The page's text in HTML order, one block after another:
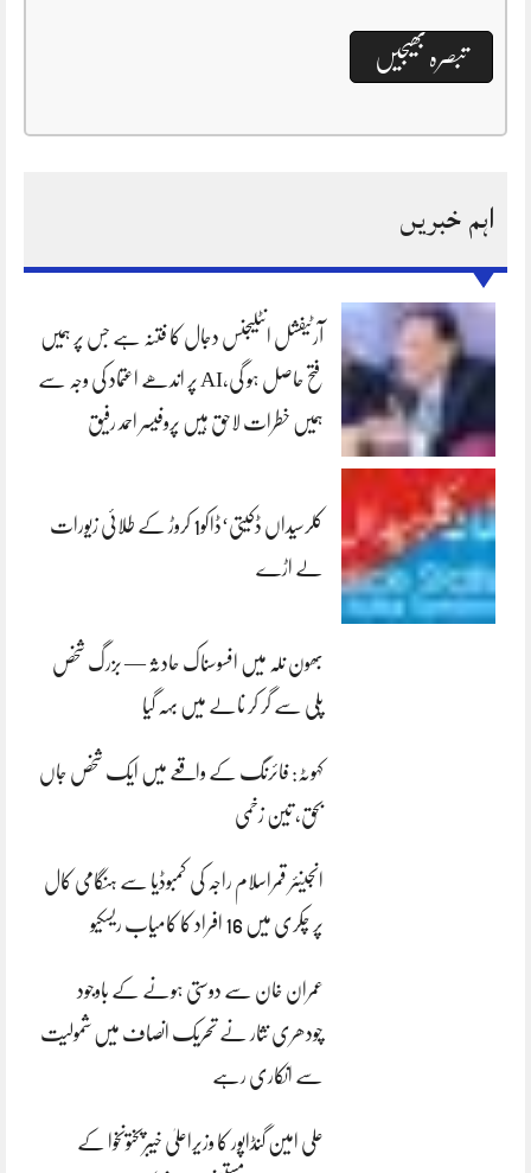
اہم خبریں
آرٹیفشل انٹلیجنس دجال کا فتنہ ہے جس پر ہمیں
فتح حاصل ہو گی،AI پر اندھے اعتماد کی وجہ سے
ہمیں خطرات لاحق ہیں پروفیسر احمد رفیق
کلرسیداں ڈکیتی‘ڈاکو1 کروڑ کے طلائی زیورات
لے اڑے
بھون نلہ میں افسوسناک حادثہ — بزرگ شخص
پلی سے گر کر نالے میں بہہ گیا
کہوٹہ: فائرنگ کے واقعے میں ایک شخص جاں
بحق، تین زخمی
انجینئر قمراسلام راجہ کی کمبوڈیا سے ہنگامی کال
پر چکری میں 16 افراد کا کامیاب ریسکیو
عمران خان سے دوستی ہونے کے باوجود
چودھری نثار نے تحریک انصاف میں شمولیت
سے انکاری رہے
علی امین گنڈاپور کا وزیراعلیٰ خیبرپختونخوا کے